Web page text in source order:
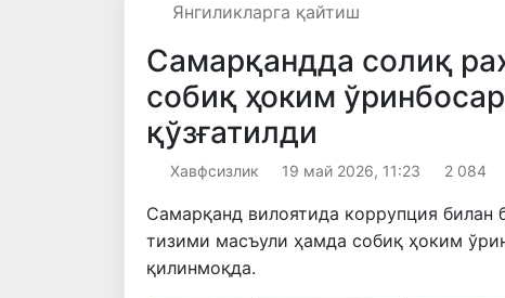
Янгиликларга қайтиш
Самарқандда солиқ
собиқ ҳоким
қўзғатилди
Хавфсизлик 19 май 2026, 11:23 2 084
Самарқанд вилоятида коррупция билан
тизими масъули ҳамда собиқ ҳоким
қилинмоқда.